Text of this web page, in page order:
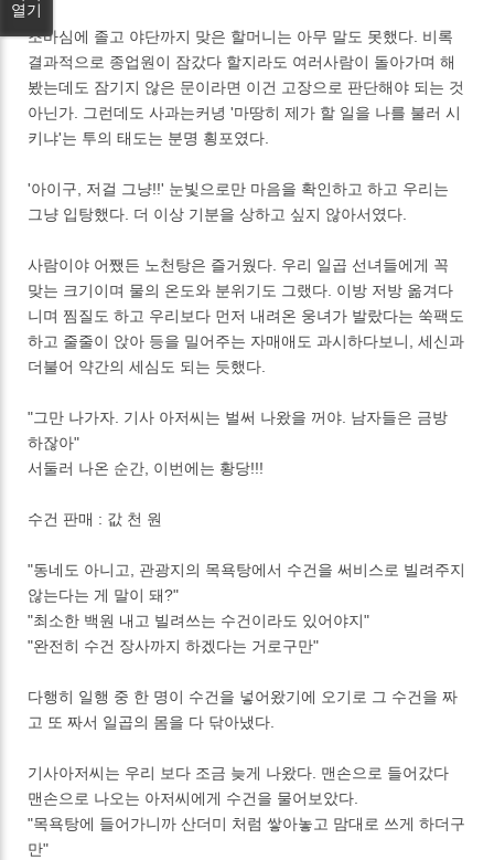
조바심에 졸고 야단까지 맞은 할머니는 아무 말도 못했다. 비록
결과적으로 종업원이 잠갔다 할지라도 여러사람이 돌아가며 해
봤는데도 잠기지 않은 문이라면 이건 고장으로 판단해야 되는 것
아닌가. 그런데도 사과는커녕 '마땅히 제가 할 일을 나를 불러 시
키냐'는 투의 태도는 분명 횡포였다.
'아이구, 저걸 그냥!!' 눈빛으로만 마음을 확인하고 하고 우리는
그냥 입탕했다. 더 이상 기분을 상하고 싶지 않아서였다.
사람이야 어쨌든 노천탕은 즐거웠다. 우리 일곱 선녀들에게 꼭
맞는 크기이며 물의 온도와 분위기도 그랬다. 이방 저방 옮겨다
니며 찜질도 하고 우리보다 먼저 내려온 웅녀가 발랐다는 쑥팩도
하고 줄줄이 앉아 등을 밀어주는 자매애도 과시하다보니, 세신과
더불어 약간의 세심도 되는 듯했다.
"그만 나가자. 기사 아저씨는 벌써 나왔을 꺼야. 남자들은 금방
하잖아"
서둘러 나온 순간, 이번에는 황당!!!
수건 판매 : 값 천 원
"동네도 아니고, 관광지의 목욕탕에서 수건을 써비스로 빌려주지
않는다는 게 말이 돼?"
"최소한 백원 내고 빌려쓰는 수건이라도 있어야지"
"완전히 수건 장사까지 하겠다는 거로구만"
다행히 일행 중 한 명이 수건을 넣어왔기에 오기로 그 수건을 짜
고 또 짜서 일곱의 몸을 다 닦아냈다.
기사아저씨는 우리 보다 조금 늦게 나왔다. 맨손으로 들어갔다
맨손으로 나오는 아저씨에게 수건을 물어보았다.
"목욕탕에 들어가니까 산더미 처럼 쌓아놓고 맘대로 쓰게 하더구
만"
열기